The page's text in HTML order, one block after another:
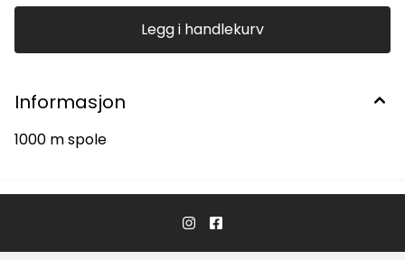
Legg i handlekurv
Informasjon
1000 m spole